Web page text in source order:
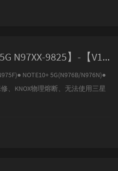
【极光ROM】-【三星NOTE10/NOTE10+/5G N97XX-9825】-【V19.0 Android-S-VF3】
NOTE10+ 5G(N976B/N976N)●
、KNOX物理熔断、无法使用三星